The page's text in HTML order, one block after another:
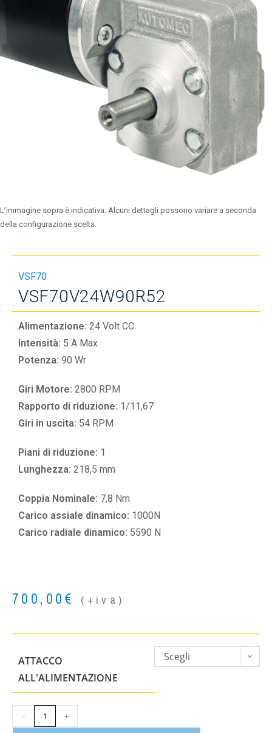
L’immagine sopra è indicativa. Alcuni dettagli possono variare a seconda
della configurazione scelta.
VSF70
VSF70V24W90R52
Alimentazione: 24 Volt CC
Intensità: 5 A Max
Potenza: 90 Wr
Giri Motore: 2800 RPM
Rapporto di riduzione: 1/11,67
Giri in uscita: 54 RPM
Piani di riduzione: 1
Lunghezza: 218,5 mm
Coppia Nominale: 7,8 Nm
Carico assiale dinamico: 1000N
Carico radiale dinamico: 5590 N
700,00€ (+iva)
ATTACCO
ALL'ALIMENTAZIONE
Scegli
- +